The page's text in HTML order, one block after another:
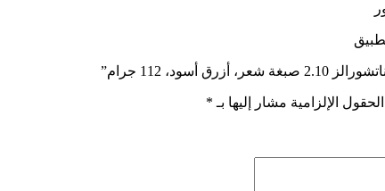
الحقول الإلزامية مشار إليها بـ *